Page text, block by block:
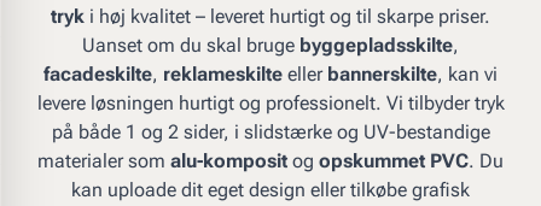
tryk i høj kvalitet – leveret hurtigt og til skarpe priser.
Uanset om du skal bruge byggepladsskilte,
facadeskilte, reklameskilte eller bannerskilte, kan vi
levere løsningen hurtigt og professionelt. Vi tilbyder tryk
på både 1 og 2 sider, i slidstærke og UV-bestandige
materialer som alu-komposit og opskummet PVC. Du
kan uploade dit eget design eller tilkøbe grafisk